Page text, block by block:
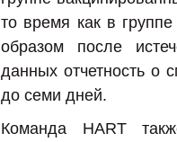
то время как в
образом после
данных отчетность о
до семи дней.
Команда HART